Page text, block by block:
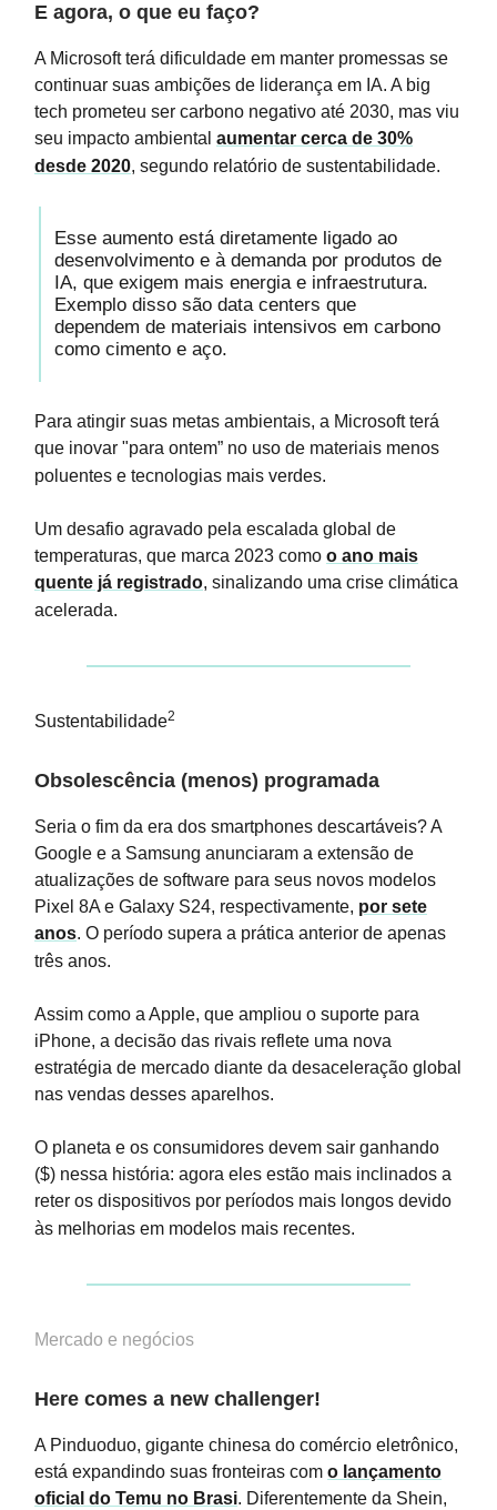
E agora, o que eu faço?
A Microsoft terá dificuldade em manter promessas se
continuar suas ambições de liderança em IA. A big
tech prometeu ser carbono negativo até 2030, mas viu
seu impacto ambiental aumentar cerca de 30%
desde 2020, segundo relatório de sustentabilidade.
Esse aumento está diretamente ligado ao
desenvolvimento e à demanda por produtos de
IA, que exigem mais energia e infraestrutura.
Exemplo disso são data centers que
dependem de materiais intensivos em carbono
como cimento e aço.
Para atingir suas metas ambientais, a Microsoft terá
que inovar "para ontem” no uso de materiais menos
poluentes e tecnologias mais verdes.
Um desafio agravado pela escalada global de
temperaturas, que marca 2023 como o ano mais
quente já registrado, sinalizando uma crise climática
acelerada.
Sustentabilidade2
Obsolescência (menos) programada
Seria o fim da era dos smartphones descartáveis? A
Google e a Samsung anunciaram a extensão de
atualizações de software para seus novos modelos
Pixel 8A e Galaxy S24, respectivamente, por sete
anos. O período supera a prática anterior de apenas
três anos.
Assim como a Apple, que ampliou o suporte para
iPhone, a decisão das rivais reflete uma nova
estratégia de mercado diante da desaceleração global
nas vendas desses aparelhos.
O planeta e os consumidores devem sair ganhando
($) nessa história: agora eles estão mais inclinados a
reter os dispositivos por períodos mais longos devido
às melhorias em modelos mais recentes.
Mercado e negócios
Here comes a new challenger!
A Pinduoduo, gigante chinesa do comércio eletrônico,
está expandindo suas fronteiras com o lançamento
oficial do Temu no Brasi. Diferentemente da Shein,